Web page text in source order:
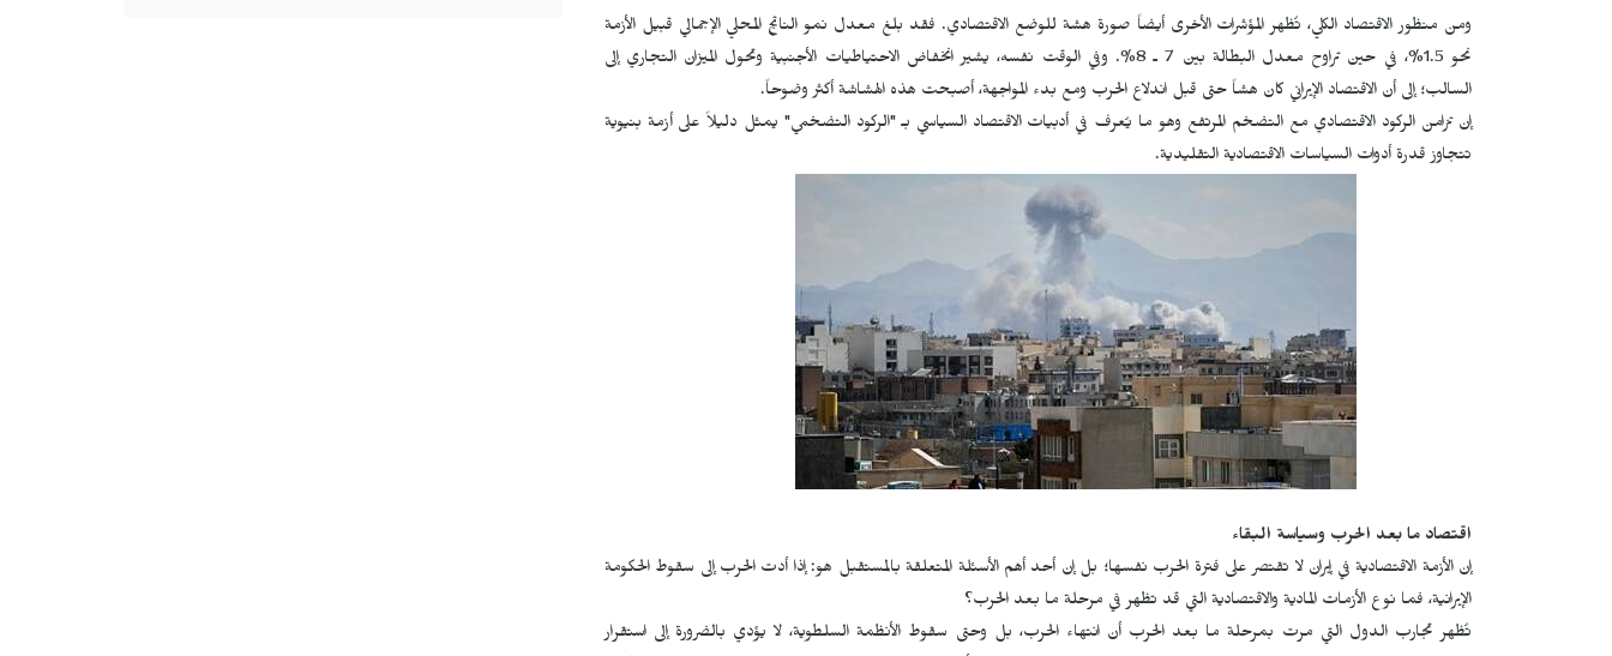
ومن منظور الاقتصاد الكلي، تُظهر المؤشرات الأخرى أيضاً صورة هشة للوضع الاقتصادي. فقد بلغ معدل نمو الناتج المحلي الإجمالي قبيل الأزمة
نحو 1.5%، في حين تراوح معدل البطالة بين 7 ـ 8%. وفي الوقت نفسه، يشير انخفاض الاحتياطيات الأجنبية وتحول الميزان التجاري إلى
السالب؛ إلى أن الاقتصاد الإيراني كان هشاً حتى قبل اندلاع الحرب ومع بدء المواجهة، أصبحت هذه الهشاشة أكثر وضوحاً.
إن تزامن الركود الاقتصادي مع التضخم المرتفع وهو ما يُعرف في أدبيات الاقتصاد السياسي بـ "الركود التضخمي" يمثل دليلاً على أزمة بنيوية
تتجاوز قدرة أدوات السياسات الاقتصادية التقليدية.
اقتصاد ما بعد الحرب وسياسة البقاء
إن الأزمة الاقتصادية في إيران لا تقتصر على فترة الحرب نفسها؛ بل إن أحد أهم الأسئلة المتعلقة بالمستقبل هو: إذا أدت الحرب إلى سقوط الحكومة
الإيرانية، فما نوع الأزمات المادية والاقتصادية التي قد تظهر في مرحلة ما بعد الحرب؟
تُظهر تجارب الدول التي مرت بمرحلة ما بعد الحرب أن انتهاء الحرب، بل وحتى سقوط الأنظمة السلطوية، لا يؤدي بالضرورة إلى استقرار